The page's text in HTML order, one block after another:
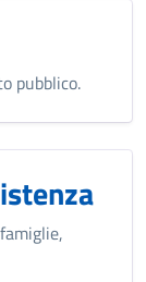
pubblico.